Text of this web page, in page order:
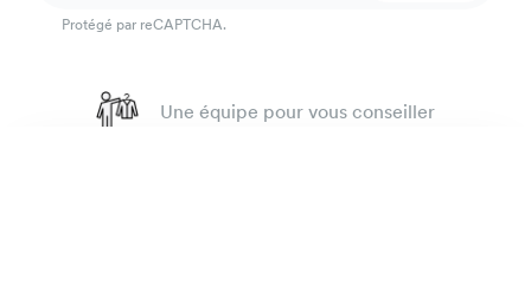
Protégé par reCAPTCHA.
Une équipe pour vous conseiller